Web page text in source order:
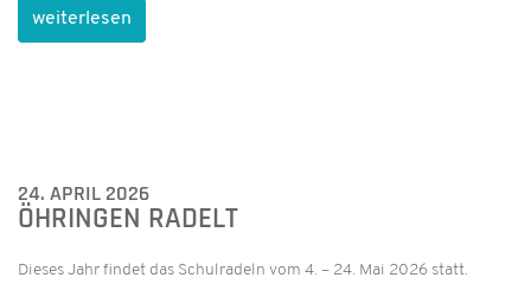
weiterlesen
24. APRIL 2026
ÖHRINGEN RADELT
Dieses Jahr findet das Schulradeln vom 4. – 24. Mai 2026 statt.